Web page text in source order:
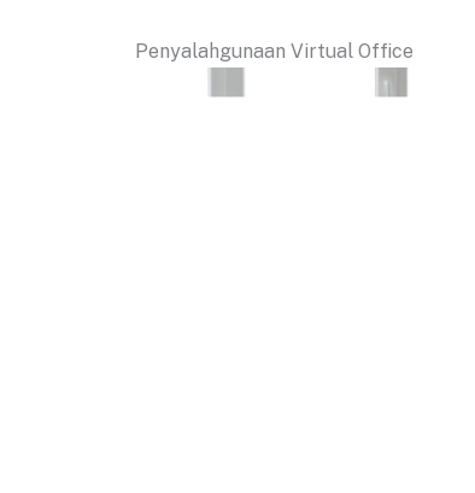
Penyalahgunaan Virtual Office